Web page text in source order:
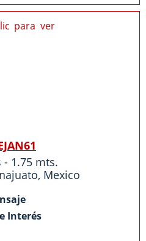
- 1.75 mts.
, Mexico
Interés